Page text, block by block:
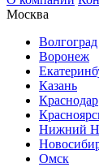
Москва
Волгоград
Воронеж
Казань
Краснодар
Нижний
Омск